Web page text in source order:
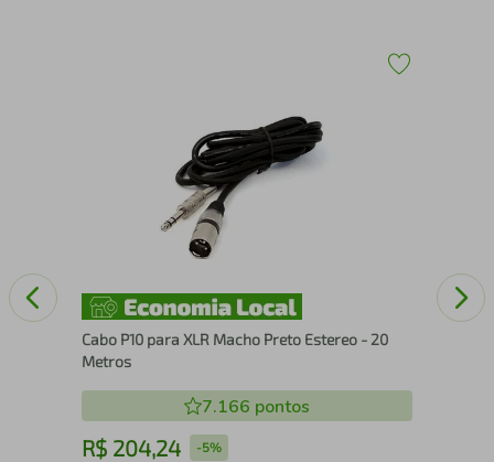
Cabo P10 para XLR Macho Preto Estereo - 20
Metros
7.166 pontos
R$ 204,24 -5%